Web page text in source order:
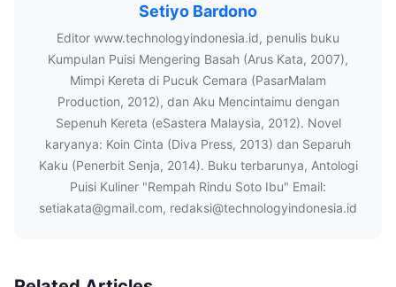
Setiyo Bardono
Editor www.technologyindonesia.id, penulis buku
Kumpulan Puisi Mengering Basah (Arus Kata, 2007),
Mimpi Kereta di Pucuk Cemara (PasarMalam
Production, 2012), dan Aku Mencintaimu dengan
Sepenuh Kereta (eSastera Malaysia, 2012). Novel
karyanya: Koin Cinta (Diva Press, 2013) dan Separuh
Kaku (Penerbit Senja, 2014). Buku terbarunya, Antologi
Puisi Kuliner "Rempah Rindu Soto Ibu" Email:
setiakata@gmail.com, redaksi@technologyindonesia.id